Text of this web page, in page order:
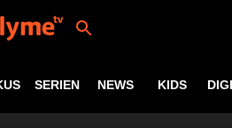
SERIEN NEWS KIDS